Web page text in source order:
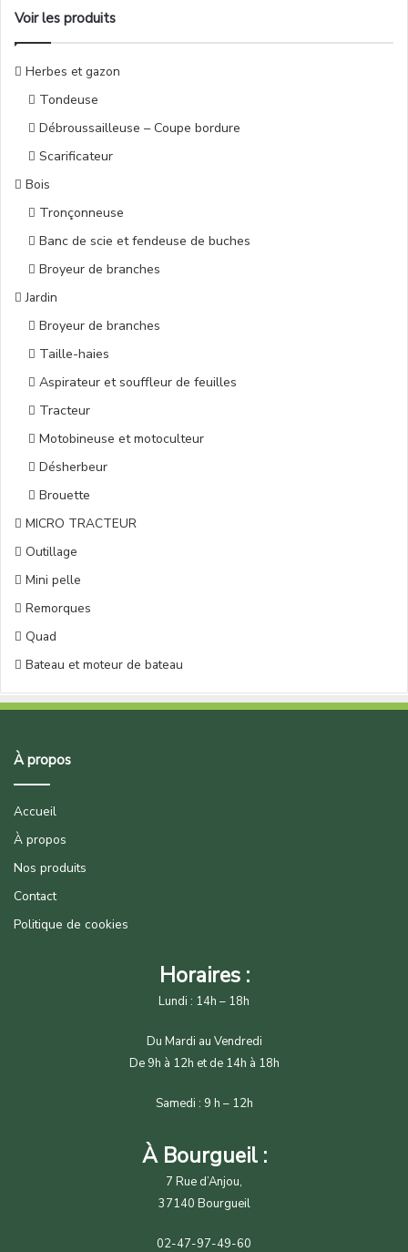
Voir les produits
Herbes et gazon
Tondeuse
Débroussailleuse – Coupe bordure
Scarificateur
Bois
Tronçonneuse
Banc de scie et fendeuse de buches
Broyeur de branches
Jardin
Broyeur de branches
Taille-haies
Aspirateur et souffleur de feuilles
Tracteur
Motobineuse et motoculteur
Désherbeur
Brouette
MICRO TRACTEUR
Outillage
Mini pelle
Remorques
Quad
Bateau et moteur de bateau
À propos
Accueil
À propos
Nos produits
Contact
Politique de cookies
Horaires :
Lundi : 14h – 18h
Du Mardi au Vendredi
De 9h à 12h et de 14h à 18h
Samedi : 9 h – 12h
À Bourgueil :
7 Rue d’Anjou,
37140 Bourgueil
02-47-97-49-60